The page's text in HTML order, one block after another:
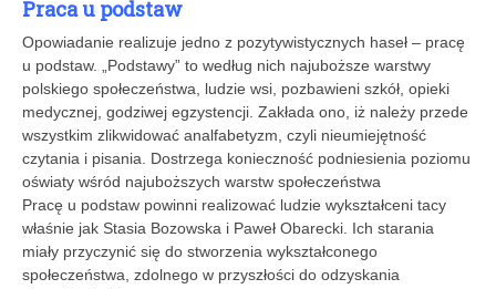
Praca u podstaw
Opowiadanie realizuje jedno z pozytywistycznych haseł – pracę
u podstaw. „Podstawy” to według nich najuboższe warstwy
polskiego społeczeństwa, ludzie wsi, pozbawieni szkół, opieki
medycznej, godziwej egzystencji. Zakłada ono, iż należy przede
wszystkim zlikwidować analfabetyzm, czyli nieumiejętność
czytania i pisania. Dostrzega konieczność podniesienia poziomu
oświaty wśród najuboższych warstw społeczeństwa
Pracę u podstaw powinni realizować ludzie wykształceni tacy
właśnie jak Stasia Bozowska i Paweł Obarecki. Ich starania
miały przyczynić się do stworzenia wykształconego
społeczeństwa, zdolnego w przyszłości do odzyskania